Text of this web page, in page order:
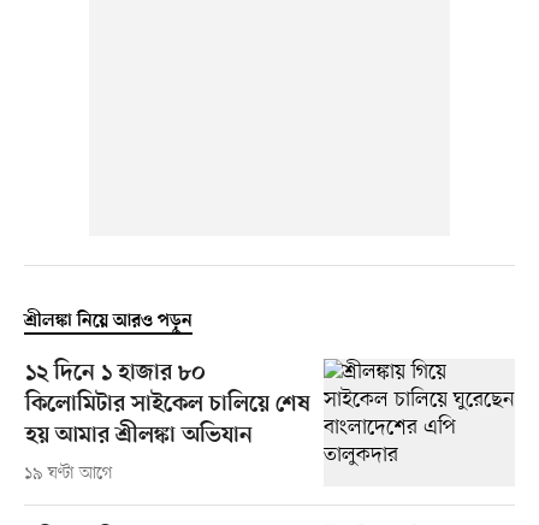
শ্রীলঙ্কা নিয়ে আরও পড়ুন
১২ দিনে ১ হাজার ৮০
কিলোমিটার সাইকেল চালিয়ে শেষ
হয় আমার শ্রীলঙ্কা অভিযান
১৯ ঘণ্টা আগে